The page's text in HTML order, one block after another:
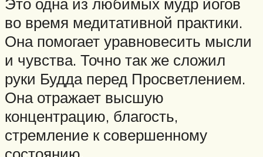
во время медитативной практики.
Она помогает уравновесить мысли
и чувства. Точно так же сложил
руки Будда перед Просветлением.
Она отражает высшую
концентрацию, благость,
стремление к совершенному